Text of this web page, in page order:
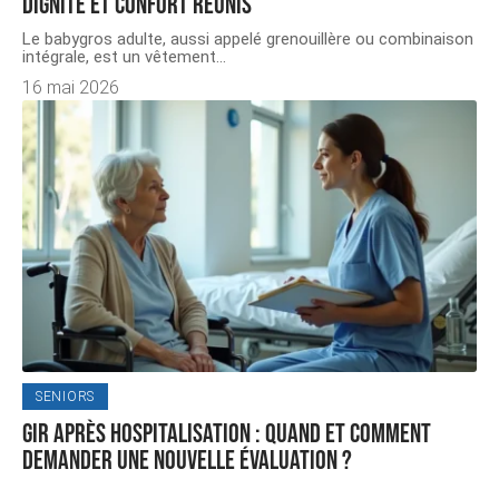
Le babygros adulte, aussi appelé grenouillère ou combinaison
intégrale, est un vêtement
16 mai 2026
SENIORS
GIR après hospitalisation : quand et comment
demander une nouvelle évaluation ?